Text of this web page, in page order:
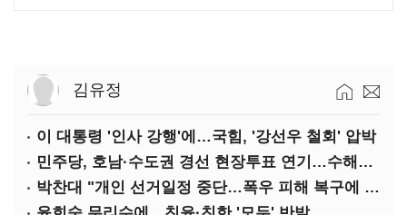
김유정
이 대통령 '인사 강행'에…국힘, '강선우 철회' 압박
민주당, 호남·수도권 경선 현장투표 연기…수해복구 집중
박찬대 "개인 선거일정 중단…폭우 피해 복구에 당력 집중해야"